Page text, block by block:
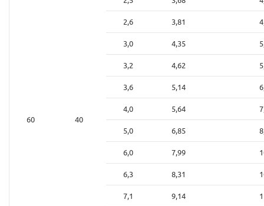
60 40
2,6 3,81
3,0 4,35
3,2 4,62
3,6 5,14
4,0 5,64
5,0 6,85
6,0 7,99
6,3 8,31
7,1 9,14